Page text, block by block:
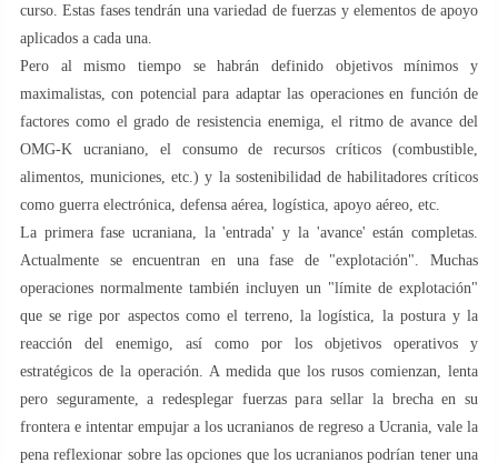
curso. Estas fases tendrán una variedad de fuerzas y elementos de apoyo
aplicados a cada una.
Pero al mismo tiempo se habrán definido objetivos mínimos y
maximalistas, con potencial para adaptar las operaciones en función de
factores como el grado de resistencia enemiga, el ritmo de avance del
OMG-K ucraniano, el consumo de recursos críticos (combustible,
alimentos, municiones, etc.) y la sostenibilidad de habilitadores críticos
como guerra electrónica, defensa aérea, logística, apoyo aéreo, etc.
La primera fase ucraniana, la 'entrada' y la 'avance' están completas.
Actualmente se encuentran en una fase de "explotación". Muchas
operaciones normalmente también incluyen un "límite de explotación"
que se rige por aspectos como el terreno, la logística, la postura y la
reacción del enemigo, así como por los objetivos operativos y
estratégicos de la operación. A medida que los rusos comienzan, lenta
pero seguramente, a redesplegar fuerzas para sellar la brecha en su
frontera e intentar empujar a los ucranianos de regreso a Ucrania, vale la
pena reflexionar sobre las opciones que los ucranianos podrían tener una